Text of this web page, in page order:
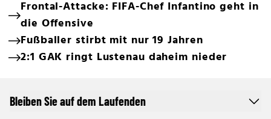
Frontal-Attacke: FIFA-Chef Infantino geht in
die Offensive
Fußballer stirbt mit nur 19 Jahren
2:1 GAK ringt Lustenau daheim nieder
Bleiben Sie auf dem Laufenden